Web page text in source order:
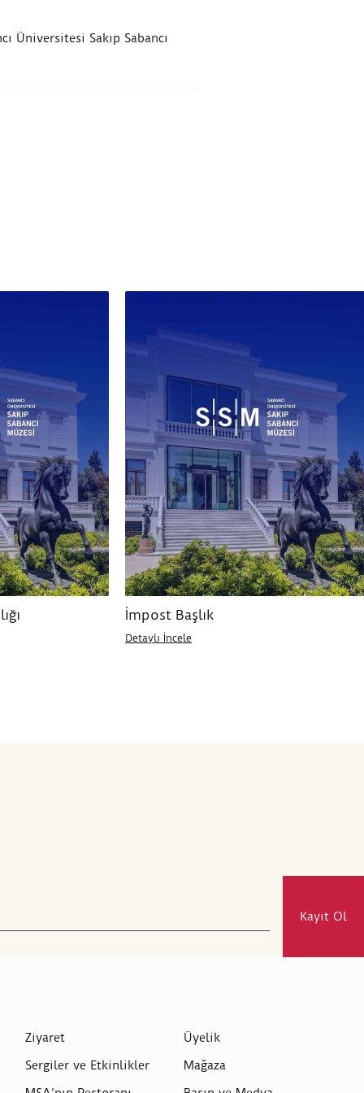
Üniversitesi Sakıp Sabancı
İmpost Başlık
Detaylı İncele
Kayıt Ol
Ziyaret
Sergiler ve Etkinlikler
Üyelik
Mağaza